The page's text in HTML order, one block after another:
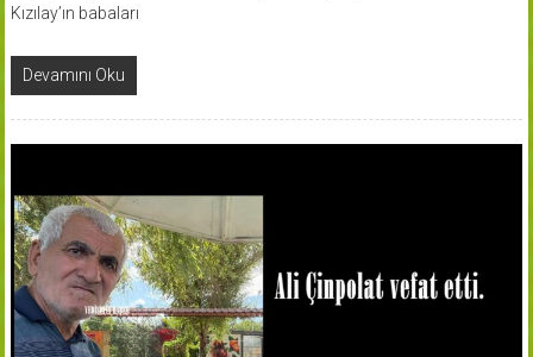
Kızılay’ın babaları
Devamını Oku